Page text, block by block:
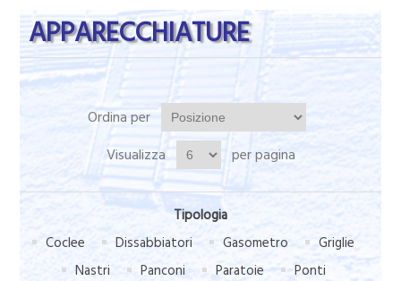
APPARECCHIATURE
Ordina per
Visualizza
per pagina
Tipologia
Coclee
Dissabbiatori Gasometro
Griglie
Nastri
Panconi Paratoie
Ponti